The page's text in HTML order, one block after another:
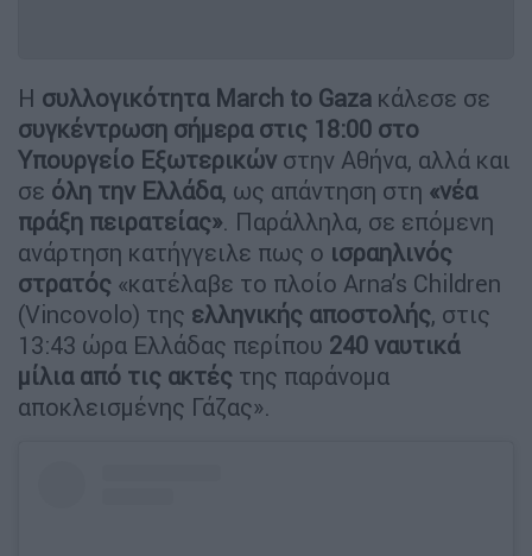
Η συλλογικότητα March to Gaza κάλεσε σε
συγκέντρωση σήμερα στις 18:00 στο
Υπουργείο Εξωτερικών στην Αθήνα, αλλά και
σε όλη την Ελλάδα, ως απάντηση στη «νέα
πράξη πειρατείας». Παράλληλα, σε επόμενη
ανάρτηση κατήγγειλε πως ο ισραηλινός
στρατός «κατέλαβε το πλοίο Arna’s Children
(Vincovolo) της ελληνικής αποστολής, στις
13:43 ώρα Ελλάδας περίπου 240 ναυτικά
μίλια από τις ακτές της παράνομα
αποκλεισμένης Γάζας».